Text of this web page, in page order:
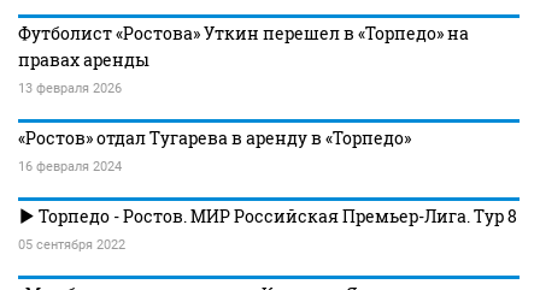
Футболист «Ростова» Уткин перешел в «Торпедо» на
правах аренды
13 февраля 2026
«Ростов» отдал Тугарева в аренду в «Торпедо»
16 февраля 2024
Торпедо - Ростов. МИР Российская Премьер-Лига. Тур 8
05 сентября 2022